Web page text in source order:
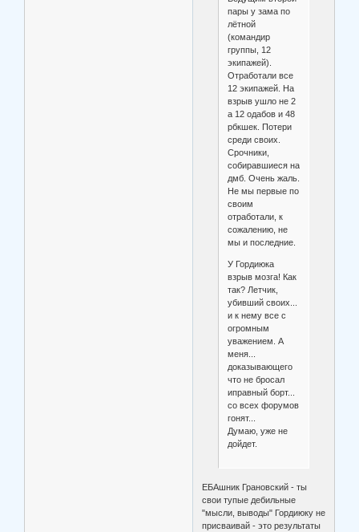
пары у зама по
лётной
(командир
группы, 12
экипажей).
Отработали все
12 экипажей. На
взрыв ушло не 2
а 12 одабов и 48
рбкшек. Потери
среди своих.
Срочники,
собиравшиеся на
дмб. Очень жаль.
Не мы первые по
своим
отработали, к
сожалению, не
мы и последние.
У Гордиюка
взрыв мозга! Как
так? Летчик,
убивший своих...
и к нему все с
огромным
уважением. А
меня...
доказывающего
что не бросал
иправный борт...
со всех форумов
гонят...
Думаю, уже не
дойдет.
ЕБАшник Грановский - ты
свои тупые дебильные
"мысли, выводы" Гордиюку не
присваивай - это результаты